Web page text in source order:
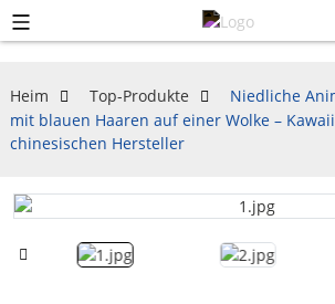
Heim Top-Produkte
Niedliche
mit blauen Haaren auf einer Wolke –
chinesischen Hersteller